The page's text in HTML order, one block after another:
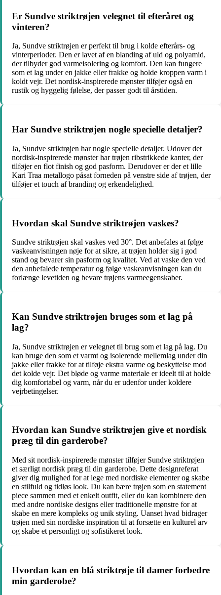
Er Sundve striktrøjen velegnet til efteråret og
vinteren?
Ja, Sundve striktrøjen er perfekt til brug i kolde efterårs- og
vinterperioder. Den er lavet af en blanding af uld og polyamid,
der tilbyder god varmeisolering og komfort. Den kan fungere
som et lag under en jakke eller frakke og holde kroppen varm i
koldt vejr. Det nordisk-inspirerede mønster tilføjer også en
rustik og hyggelig følelse, der passer godt til årstiden.
Har Sundve striktrøjen nogle specielle detaljer?
Ja, Sundve striktrøjen har nogle specielle detaljer. Udover det
nordisk-inspirerede mønster har trøjen ribstrikkede kanter, der
tilføjer en flot finish og god pasform. Derudover er der et lille
Kari Traa metallogo påsat forneden på venstre side af trøjen, der
tilføjer et touch af branding og erkendelighed.
Hvordan skal Sundve striktrøjen vaskes?
Sundve striktrøjen skal vaskes ved 30°. Det anbefales at følge
vaskeanvisningen nøje for at sikre, at trøjen holder sig i god
stand og bevarer sin pasform og kvalitet. Ved at vaske den ved
den anbefalede temperatur og følge vaskeanvisningen kan du
forlænge levetiden og bevare trøjens varmeegenskaber.
Kan Sundve striktrøjen bruges som et lag på
lag?
Ja, Sundve striktrøjen er velegnet til brug som et lag på lag. Du
kan bruge den som et varmt og isolerende mellemlag under din
jakke eller frakke for at tilføje ekstra varme og beskyttelse mod
det kolde vejr. Det bløde og varme materiale er ideelt til at holde
dig komfortabel og varm, når du er udenfor under koldere
vejrbetingelser.
Hvordan kan Sundve striktrøjen give et nordisk
præg til din garderobe?
Med sit nordisk-inspirerede mønster tilføjer Sundve striktrøjen
et særligt nordisk præg til din garderobe. Dette designreferat
giver dig mulighed for at lege med nordiske elementer og skabe
en stilfuld og tidløs look. Du kan bære trøjen som en statement
piece sammen med et enkelt outfit, eller du kan kombinere den
med andre nordiske designs eller traditionelle mønstre for at
skabe en mere kompleks og unik styling. Uanset hvad bidrager
trøjen med sin nordiske inspiration til at forsætte en kulturel arv
og skabe et personligt og sofistikeret look.
Hvordan kan en blå striktrøje til damer forbedre
min garderobe?